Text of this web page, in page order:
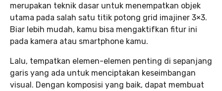
merupakan teknik dasar untuk menempatkan objek
utama pada salah satu titik potong grid imajiner 3×3.
Biar lebih mudah, kamu bisa mengaktifkan fitur ini
pada kamera atau smartphone kamu.
Lalu, tempatkan elemen-elemen penting di sepanjang
garis yang ada untuk menciptakan keseimbangan
visual. Dengan komposisi yang baik, dapat membuat